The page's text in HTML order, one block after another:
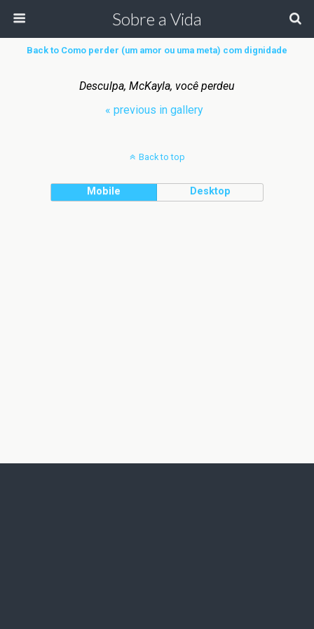
Sobre a Vida
Back to Como perder (um amor ou uma meta) com dignidade
Desculpa, McKayla, você perdeu
« previous in gallery
Back to top
Mobile Desktop